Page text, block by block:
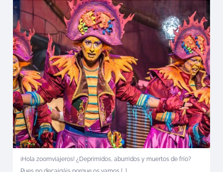
¡Hola zoomviajeros! ¿Deprimidos, aburridos y muertos de frío?